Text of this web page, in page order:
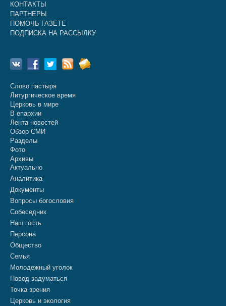
КОНТАКТЫ
ПАРТНЕРЫ
ПОМОЧЬ ГАЗЕТЕ
ПОДПИСКА НА РАССЫЛКУ
Слово пастыря
Литургическое время
Церковь в мире
В епархии
Лента новостей
Обзор СМИ
Разделы
Фото
Архивы
Актуально
Аналитика
Документы
Вопросы богословия
Собеседник
Наш гость
Персона
Общество
Семья
Молодежный уголок
Повод задуматься
Точка зрения
Церковь и экология